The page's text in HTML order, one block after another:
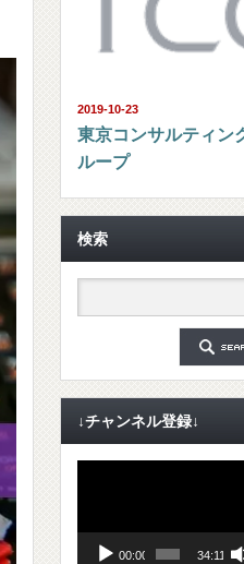
2019-10-23
東京コンサルティン
ループ
検索
↓チャンネル登録↓
ー
00:00 34:11